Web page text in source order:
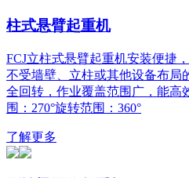
柱式悬臂起重机
FCJ立柱式悬臂起重机安装便捷
不受墙壁、立柱或其他设备布局
全回转，作业覆盖范围广，能高
围：270°旋转范围：360°
了解更多